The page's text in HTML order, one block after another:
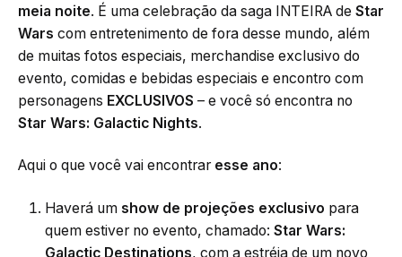
meia noite. É uma celebração da saga INTEIRA de Star
Wars com entretenimento de fora desse mundo, além
de muitas fotos especiais, merchandise exclusivo do
evento, comidas e bebidas especiais e encontro com
personagens EXCLUSIVOS – e você só encontra no
Star Wars: Galactic Nights.
Aqui o que você vai encontrar esse ano:
Haverá um show de projeções exclusivo para
quem estiver no evento, chamado: Star Wars:
Galactic Destinations, com a estréia de um novo